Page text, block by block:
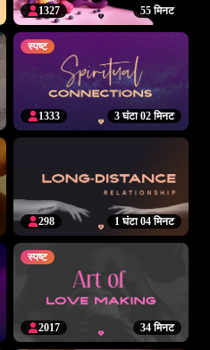
55 मिनट
1327
स्पष्ट
3 घंटा 02 मिनट
1333
1 घंटा 04 मिनट
298
स्पष्ट
34 मिनट
2017